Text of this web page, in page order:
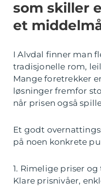
som skiller
et
I Alvdal finner man
tradisjonelle rom,
Mange foretrekker
løsninger fremfor
når prisen også
Et godt
på noen konkrete
1. Rimelige priser
Klare prisnivåer,